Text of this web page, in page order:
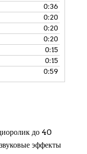
0:36
0:20
0:20
0:20
0:15
0:15
0:59
до 40
эффекты